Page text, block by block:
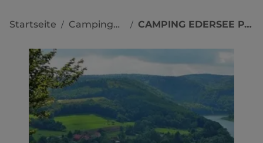
Startseite / Campingplätze / CAMPING EDERSEE PARADIES